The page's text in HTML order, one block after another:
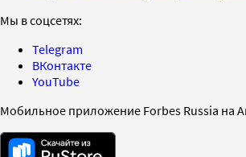
Мы в соцсетях:
Telegram
ВКонтакте
YouTube
Мобильное приложение Forbes Russia на